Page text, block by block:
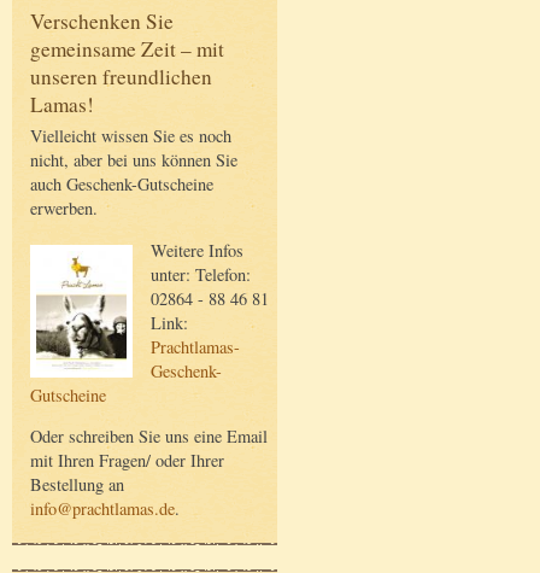
Verschenken Sie
gemeinsame Zeit – mit
unseren freundlichen
Lamas!
Vielleicht wissen Sie es noch
nicht, aber bei uns können Sie
auch Geschenk-Gutscheine
erwerben.
Weitere Infos
unter: Telefon:
02864 - 88 46 81
Link:
Prachtlamas-
Geschenk-
Gutscheine
Oder schreiben Sie uns eine Email
mit Ihren Fragen/ oder Ihrer
Bestellung an
info@prachtlamas.de.